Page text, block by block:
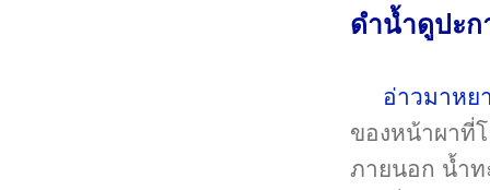
ดำน้ำดูปะก
อ่าวมาหย
ของหน้าผาที่
ภายนอก น้ำท